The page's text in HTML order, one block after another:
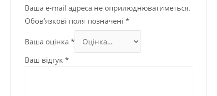
Ваша e-mail адреса не оприлюднюватиметься.
Обов’язкові поля позначені*
Ваша оцінка*
Ваш відгук*